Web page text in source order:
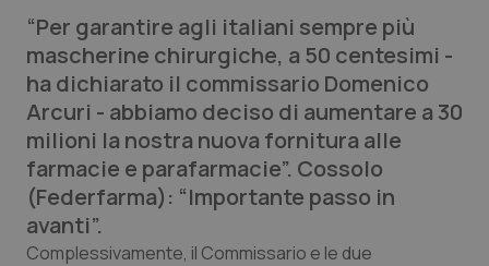
Lettere al direttore
Edizioni Regionali
QS Pro
Professionisti Sanitari.AI
Abruzzo
QS Pro Gold
“Per garantire agli italiani sempre più
mascherine chirurgiche, a 50 centesimi -
ha dichiarato il commissario Domenico
Arcuri - abbiamo deciso di aumentare a 30
milioni la nostra nuova fornitura alle
farmacie e parafarmacie”. Cossolo
(Federfarma): “Importante passo in
avanti”.
Complessivamente, il Commissario e le due